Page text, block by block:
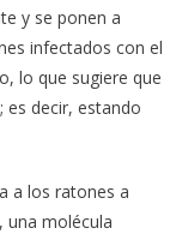
y se ponen a
infectados con el
lo que sugiere que
decir, estando
a los ratones a
molécula